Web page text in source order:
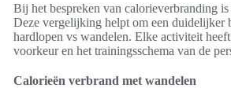
Bij het bespreken van calorieverbranding
Deze vergelijking helpt om een duidelijker
hardlopen vs wandelen. Elke activiteit
voorkeur en het trainingsschema van de
Calorieën verbrand met wandelen